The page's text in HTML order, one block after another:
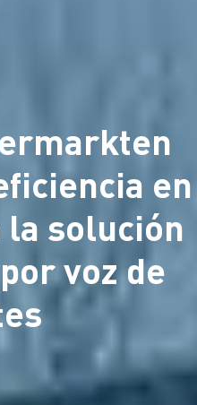
en
la solución
voz de